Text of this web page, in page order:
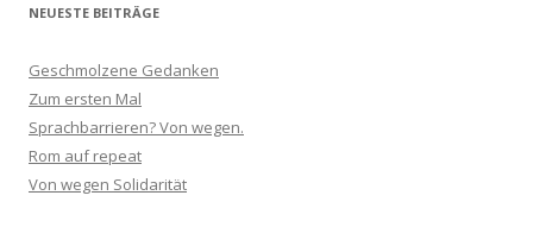
NEUESTE BEITRÄGE
Geschmolzene Gedanken
Zum ersten Mal
Sprachbarrieren? Von wegen.
Rom auf repeat
Von wegen Solidarität